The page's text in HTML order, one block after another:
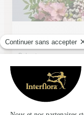
Au Quai Fleuri
Rabastens
★★★★★4.6 (14)
38, promenade des Lices
Voir la boutique